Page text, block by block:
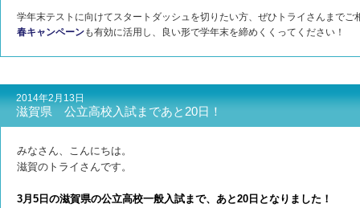
学年末テストに向けてスタートダッシュを切りたい方、ぜひトライさんまでご
春キャンペーンも有効に活用し、良い形で学年末を締めくくってください！
2014年2月13日
滋賀県 公立高校入試まであと20日！
みなさん、こんにちは。
滋賀のトライさんです。
3月5日の滋賀県の公立高校一般入試まで、あと20日となりました！